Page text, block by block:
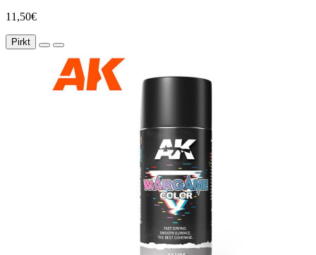
11,50€
Pirkt